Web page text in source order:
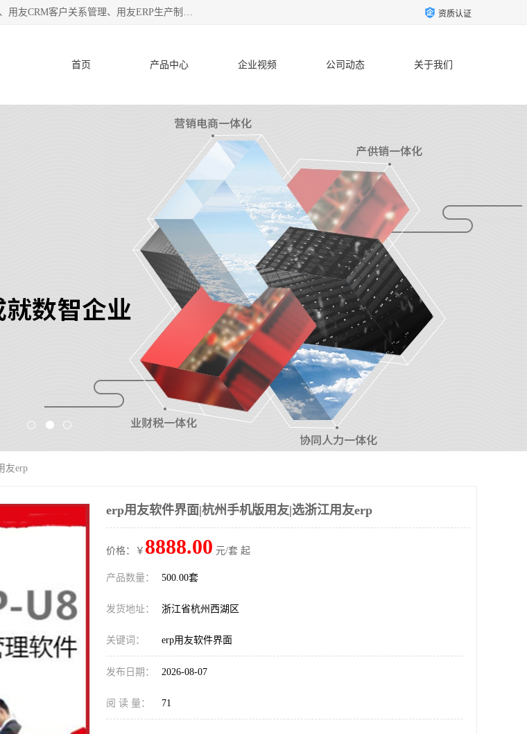
杭州协友软件有限公司主营：用友财务软件、用友进销存软件、用友OA办公自动化、用友CRM客户关系管理、用友ERP生产制造管理等;是一家用友管理软件咨询服务商。自创立至今，一直致力于为客户提供顾问式ERP管理解决方案务，为企业提供了财务管理、供应链和物流管理、生产制造管理、管理、知识与协同管理、客户关系管理等信息化建设领域的应用。 资质认证
首页 产品中心 企业视频 公司动态 关于我们
友erp
erp用友软件界面|杭州手机版用友|选浙江用友erp
价格：￥ 8888.00 元/套 起
产品数量： 500.00套
发货地址： 浙江省杭州西湖区
关键词： erp用友软件界面
发布日期： 2026-08-07
阅 读 量： 71